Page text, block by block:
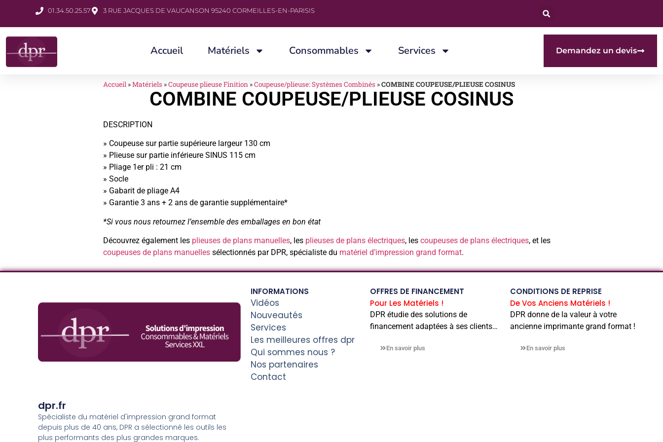
01.34.50.25.57 3 RUE JACQUES DE VAUCANSON 95240 CORMEILLES-EN-PARISIS
Accueil Matériels Consommables Services Demandez un devis
Accueil»Matériels »Coupeuse plieuse Finition»Coupeuse/plieuse: Systèmes Combinés »COMBINE COUPEUSE/PLIEUSE COSINUS
COMBINE COUPEUSE/PLIEUSE COSINUS
DESCRIPTION
» Coupeuse sur partie supérieure largeur 130 cm
» Plieuse sur partie inférieure SINUS 115 cm
» Pliage 1er pli : 21 cm
» Socle
» Gabarit de pliage A4
» Garantie 3 ans + 2 ans de garantie supplémentaire*
*Si vous nous retournez l’ensemble des emballages en bon état
Découvrez également les plieuses de plans manuelles, les plieuses de plans électriques, les coupeuses de plans électriques, et les
coupeuses de plans manuellessélectionnés par DPR, spécialiste du matériel d’impression grand format.
dpr.fr
Spécialiste du matériel d'impression grand format
depuis plus de 40 ans, DPR a sélectionné les outils les
plus performants des plus grandes marques.
INFORMATIONS
Vidéos
Nouveautés
Services
Les meilleures offres dpr
Qui sommes nous ?
Nos partenaires
Contact
OFFRES DE FINANCEMENT
Pour Les Matériels !
DPR étudie des solutions de
financement adaptées à ses clients…
En savoir plus
CONDITIONS DE REPRISE
De Vos Anciens Matériels !
DPR donne de la valeur à votre
ancienne imprimante grand format !
En savoir plus